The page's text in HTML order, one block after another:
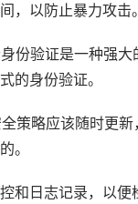
，以防止暴力攻击。
份验证是一种强
的身份验证。
策略应该随时更
。
和日志记录，以